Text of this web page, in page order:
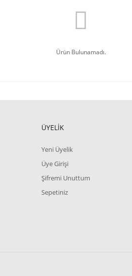
Ürün Bulunamadı.
ÜYELİK
Yeni Üyelik
Üye Girişi
Şifremi Unuttum
Sepetiniz